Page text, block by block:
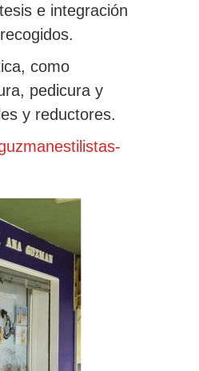
e integración
como
pedicura y
y reductores.